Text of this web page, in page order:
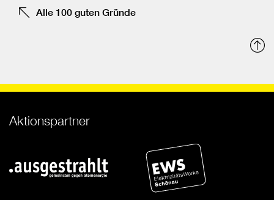
Alle 100 guten Gründe
Aktionspartner